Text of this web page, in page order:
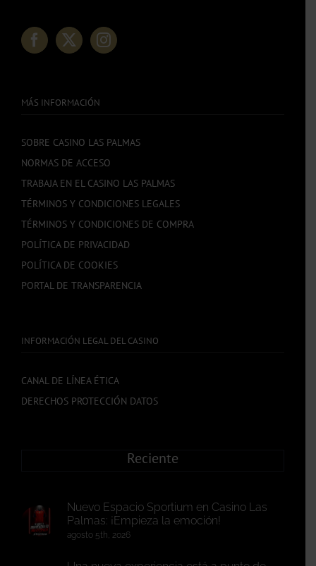
MÁS INFORMACIÓN
SOBRE CASINO LAS PALMAS
NORMAS DE ACCESO
TRABAJA EN EL CASINO LAS PALMAS
TÉRMINOS Y CONDICIONES LEGALES
TÉRMINOS Y CONDICIONES DE COMPRA
POLÍTICA DE PRIVACIDAD
POLÍTICA DE COOKIES
PORTAL DE TRANSPARENCIA
INFORMACIÓN LEGAL DEL CASINO
CANAL DE LÍNEA ÉTICA
DERECHOS PROTECCIÓN DATOS
Reciente
Nuevo Espacio Sportium en Casino Las
Palmas: ¡Empieza la emoción!
agosto 5th, 2026